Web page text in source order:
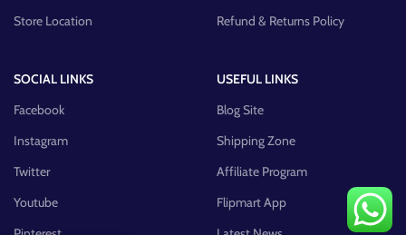
Store Location
Refund & Returns Policy
SOCIAL LINKS
Facebook
Instagram
Twitter
Youtube
USEFUL LINKS
Blog Site
Shipping Zone
Affiliate Program
Flipmart App